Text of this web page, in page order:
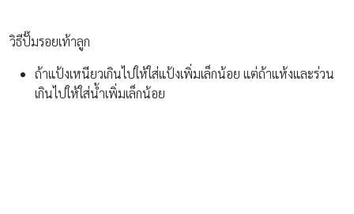
วิธีปั๊มรอยเท้าลูก
ถ้าแป้งเหนียวเกินไปให้ใส่แป้งเพิ่มเล็กน้อย แต่ถ้าแห้งและร่วน
เกินไปให้ใส่น้ำเพิ่มเล็กน้อย